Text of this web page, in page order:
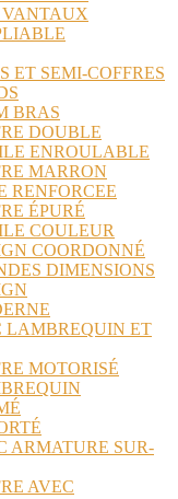
VANTAUX
ET SEMI-COFFRES
BRAS
DOUBLE
ENROULABLE
MARRON
RENFORCEE
ÉPURÉ
COULEUR
COORDONNÉ
DIMENSIONS
LAMBREQUIN ET
MOTORISÉ
ARMATURE SUR-
AVEC